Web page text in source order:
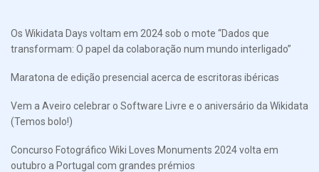
Os Wikidata Days voltam em 2024 sob o mote “Dados que
transformam: O papel da colaboração num mundo interligado”
Maratona de edição presencial acerca de escritoras ibéricas
Vem a Aveiro celebrar o Software Livre e o aniversário da Wikidata
(Temos bolo!)
Concurso Fotográfico Wiki Loves Monuments 2024 volta em
outubro a Portugal com grandes prémios